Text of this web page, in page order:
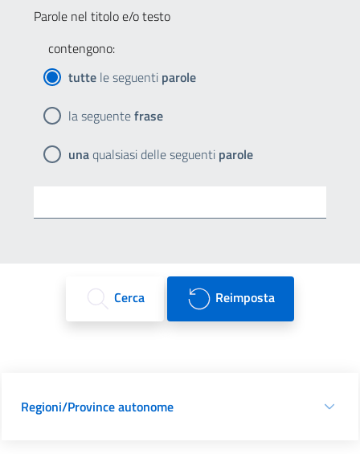
Parole nel titolo e/o testo
contengono:
tutte le seguenti parole
la seguentefrase
unaqualsiasi delle seguenti parole
Cerca Reimposta
Regioni/Province autonome